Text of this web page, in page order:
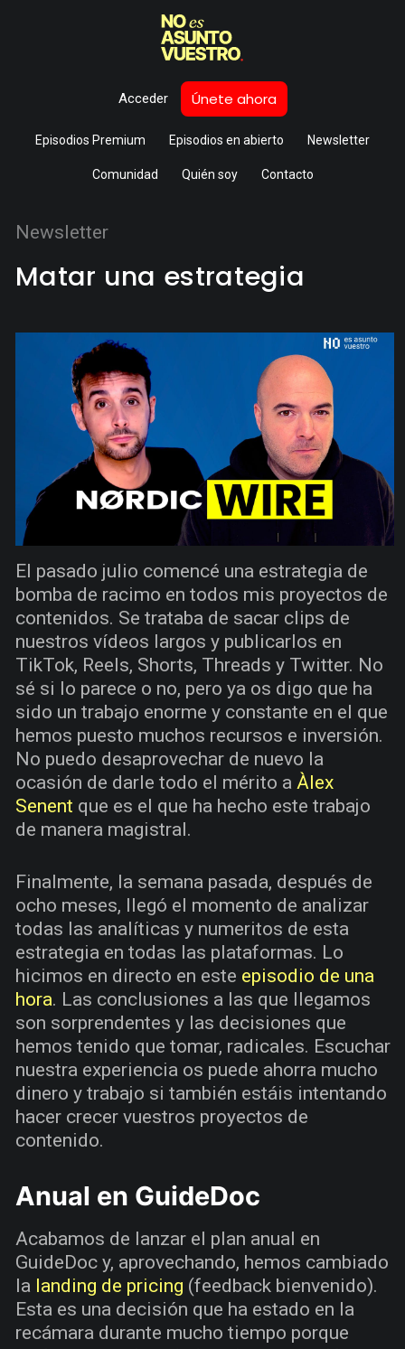
Acceder Únete ahora
Episodios Premium Episodios en abierto Newsletter
Comunidad Quién soy Contacto
Newsletter
Matar una estrategia
El pasado julio comencé una estrategia de
bomba de racimo en todos mis proyectos de
contenidos. Se trataba de sacar clips de
nuestros vídeos largos y publicarlos en
TikTok, Reels, Shorts, Threads y Twitter. No
sé si lo parece o no, pero ya os digo que ha
sido un trabajo enorme y constante en el que
hemos puesto muchos recursos e inversión.
No puedo desaprovechar de nuevo la
ocasión de darle todo el mérito a Àlex
Senent que es el que ha hecho este trabajo
de manera magistral.
Finalmente, la semana pasada, después de
ocho meses, llegó el momento de analizar
todas las analíticas y numeritos de esta
estrategia en todas las plataformas. Lo
hicimos en directo en este episodio de una
hora. Las conclusiones a las que llegamos
son sorprendentes y las decisiones que
hemos tenido que tomar, radicales. Escuchar
nuestra experiencia os puede ahorra mucho
dinero y trabajo si también estáis intentando
hacer crecer vuestros proyectos de
contenido.
Anual en GuideDoc
Acabamos de lanzar el plan anual en
GuideDoc y, aprovechando, hemos cambiado
la landing de pricing (feedback bienvenido).
Esta es una decisión que ha estado en la
recámara durante mucho tiempo porque